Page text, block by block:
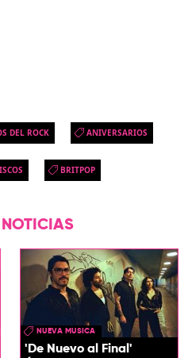
DEL ROCK ANIVERSARIOS
BRITPOP
NUEVA MUSICA
'De Nuevo al Final'